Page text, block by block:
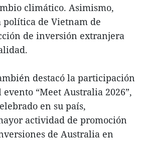
climático. Asimismo,
de Vietnam de
de inversión extranjera
destacó la participación
evento “Meet Australia 2026”,
en su país,
actividad de promoción
de Australia en